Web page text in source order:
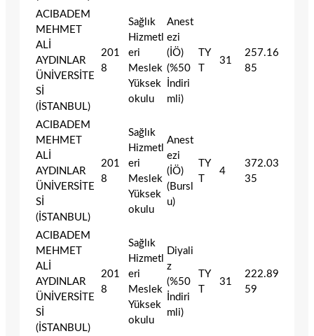
ACIBADEM
MEHMET
ALİ
AYDINLAR
ÜNİVERSİTE
Sİ
(İSTANBUL)
201
8
Sağlık
Hizmetl
eri
Meslek
Yüksek
okulu
Anest
ezi
(İÖ)
(%50
İndiri
mli)
TY
T
31
257.16
85
ACIBADEM
MEHMET
ALİ
AYDINLAR
ÜNİVERSİTE
Sİ
(İSTANBUL)
201
8
Sağlık
Hizmetl
eri
Meslek
Yüksek
okulu
Anest
ezi
(İÖ)
(Bursl
u)
TY
T
4
372.03
35
ACIBADEM
MEHMET
ALİ
AYDINLAR
ÜNİVERSİTE
Sİ
(İSTANBUL)
201
8
Sağlık
Hizmetl
eri
Meslek
Yüksek
okulu
Diyali
z
(%50
İndiri
mli)
TY
T
31
222.89
59